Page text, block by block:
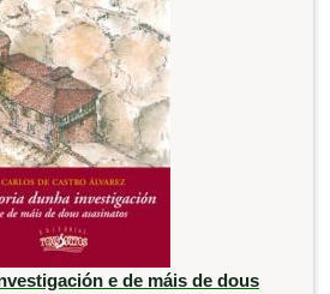
e de máis de dous